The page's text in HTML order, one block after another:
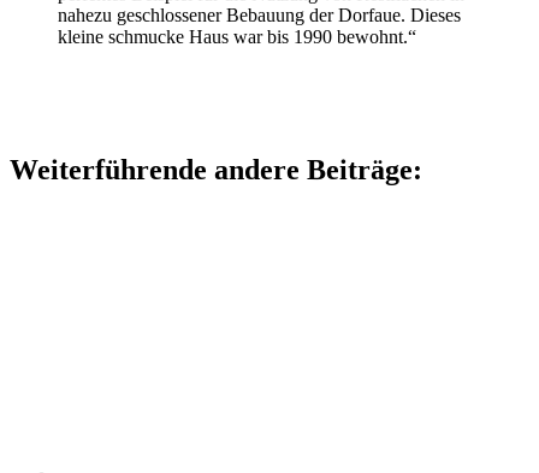
nahezu geschlossener Bebauung der Dorfaue. Dieses
kleine schmucke Haus war bis 1990 bewohnt.“
Weiterführende andere Beiträge: